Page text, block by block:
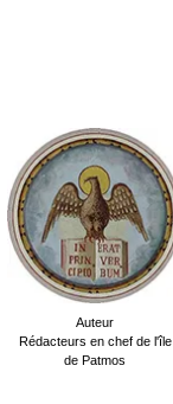
Auteur
Rédacteurs en chef de l'île
de Patmos